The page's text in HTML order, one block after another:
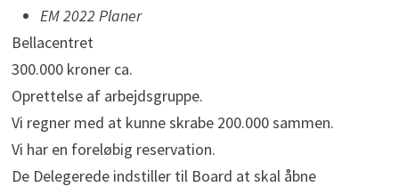
EM 2022 Planer
Bellacentret
300.000 kroner ca.
Oprettelse af arbejdsgruppe.
Vi regner med at kunne skrabe 200.000 sammen.
Vi har en foreløbig reservation.
De Delegerede indstiller til Board at skal åbne